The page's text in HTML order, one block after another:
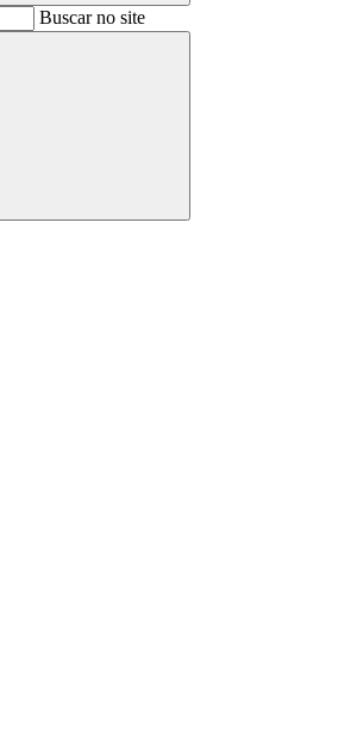
BuscarBuscar no site
Buscar